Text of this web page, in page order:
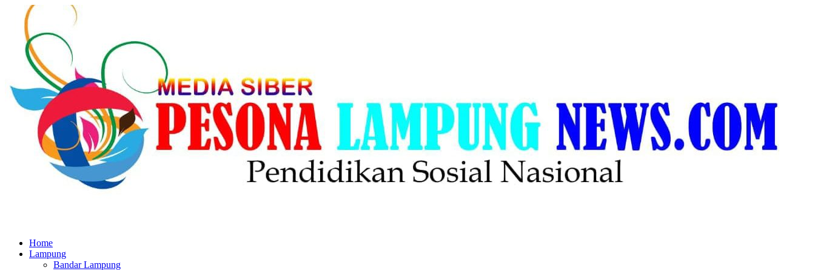
Home
Lampung
Bandar Lampung